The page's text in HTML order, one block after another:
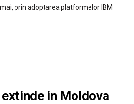
prin adoptarea platformelor IBM
in Moldova